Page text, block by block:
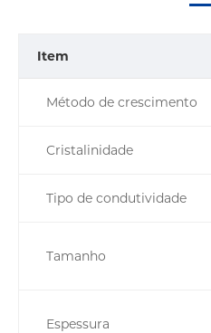
Item
Método de crescimento
Cristalinidade
Tipo de condutividade
Tamanho
Espessura